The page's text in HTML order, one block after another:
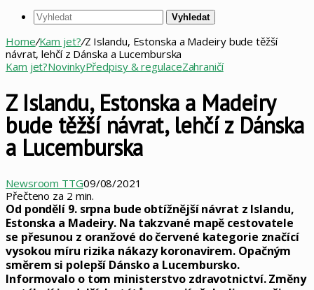
Vyhledat
Home/Kam jet?/Z Islandu, Estonska a Madeiry bude těžší
návrat, lehčí z Dánska a Lucemburska
Kam jet?NovinkyPředpisy & regulaceZahraničí
Z Islandu, Estonska a Madeiry
bude těžší návrat, lehčí z Dánska
a Lucemburska
Newsroom TTG09/08/2021
Přečteno za 2 min.
Od pondělí 9. srpna bude obtížnější návrat z Islandu,
Estonska a Madeiry. Na takzvané mapě cestovatele
se přesunou z oranžové do červené kategorie značící
vysokou míru rizika nákazy koronavirem. Opačným
směrem si polepší Dánsko a Lucembursko.
Informovalo o tom ministerstvo zdravotnictví. Změny